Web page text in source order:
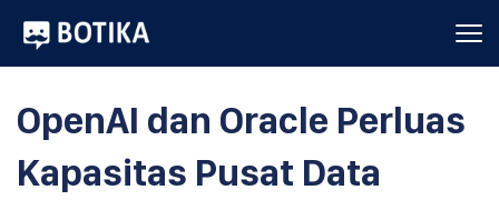
OpenAI dan Oracle Perluas
Kapasitas Pusat Data